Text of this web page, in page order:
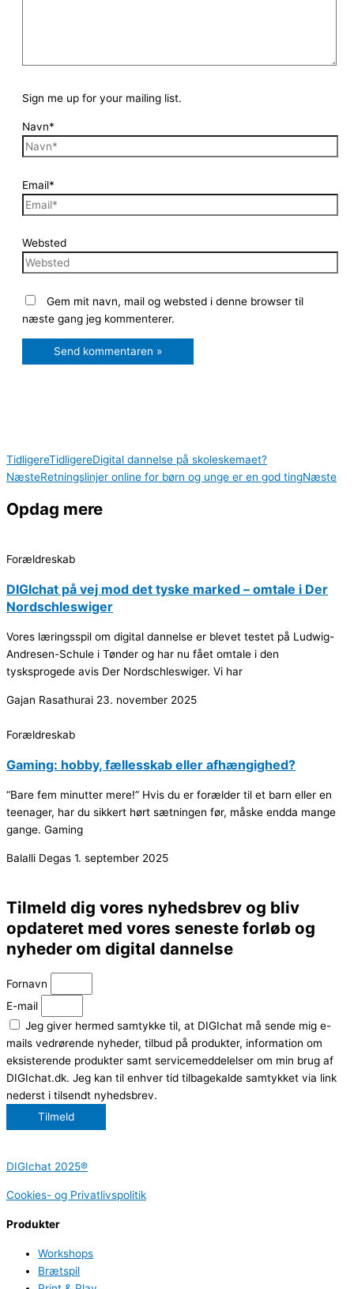
Sign me up for your mailing list.
Navn*
Email*
Websted
Gem mit navn, mail og websted i denne browser til
næste gang jeg kommenterer.
TidligereTidligereDigital dannelse på skoleskemaet?
NæsteRetningslinjer online for børn og unge er en god tingNæste
Opdag mere
Forældreskab
DIGIchat på vej mod det tyske marked – omtale i Der
Nordschleswiger
Vores læringsspil om digital dannelse er blevet testet på Ludwig-
Andresen-Schule i Tønder og har nu fået omtale i den
tysksprogede avis Der Nordschleswiger. Vi har
Gajan Rasathurai 23. november 2025
Forældreskab
Gaming: hobby, fællesskab eller afhængighed?
“Bare fem minutter mere!” Hvis du er forælder til et barn eller en
teenager, har du sikkert hørt sætningen før, måske endda mange
gange. Gaming
Balalli Degas 1. september 2025
Tilmeld dig vores nyhedsbrev og bliv
opdateret med vores seneste forløb og
nyheder om digital dannelse
Fornavn
E-mail
Jeg giver hermed samtykke til, at DIGIchat må sende mig e-
mails vedrørende nyheder, tilbud på produkter, information om
eksisterende produkter samt servicemeddelelser om min brug af
DIGIchat.dk. Jeg kan til enhver tid tilbagekalde samtykket via link
nederst i tilsendt nyhedsbrev.
Tilmeld
DIGIchat 2025®
Cookies- og Privatlivspolitik
Produkter
Workshops
Brætspil